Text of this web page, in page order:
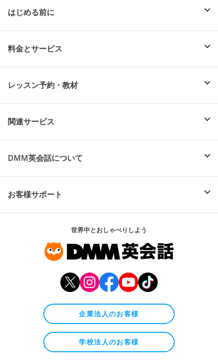
はじめる前に
料金とサービス
レッスン予約・教材
関連サービス
DMM英会話について
お客様サポート
世界中とおしゃべりしよう
企業法人のお客様
学校法人のお客様